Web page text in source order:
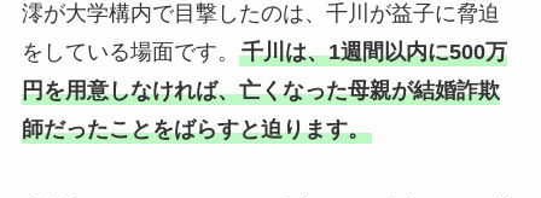
澪が大学構内で目撃したのは、千川が益子に脅迫
をしている場面です。 千川は、1週間以内に500万
円を用意しなければ、亡くなった母親が結婚詐欺
師だったことをばらすと迫ります。